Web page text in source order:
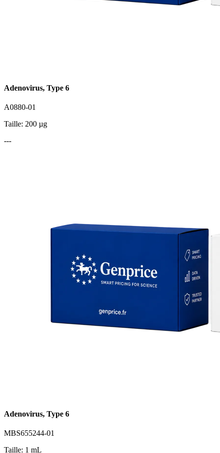
Adenovirus, Type 6
A0880-01
Taille: 200 µg
---
Adenovirus, Type 6
MBS655244-01
Taille: 1 mL